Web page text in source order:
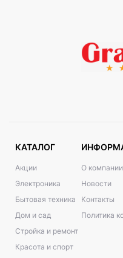
КАТАЛОГ
Акции
Электроника
Бытовая техника
Дом и сад
Стройка и ремонт
Красота и спорт
О компании
Новости
Контакты
Политика